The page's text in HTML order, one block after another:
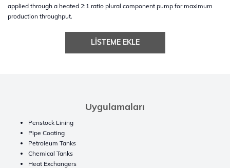
applied through a heated 2:1 ratio plural component pump for maximum
production throughput.
LISTEME EKLE
Uygulamaları
Penstock Lining
Pipe Coating
Petroleum Tanks
Chemical Tanks
Heat Exchangers